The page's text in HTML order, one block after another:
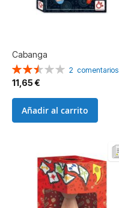
Cabanga
Valoración:
50%
2 comentarios
11,65 €
Añadir al carrito